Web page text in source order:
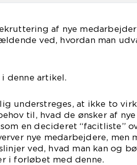
af nye
ved, hvordan man
denne artikel.
understreges, at ikke to
til, hvad de ønsker af nye
en decideret “facitliste”
nye medarbejdere, men
ved, hvad man kan og
i forløbet med denne.